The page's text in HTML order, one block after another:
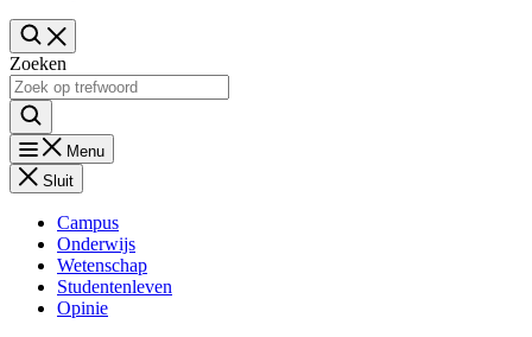
Zoeken
Menu
Sluit
Campus
Onderwijs
Wetenschap
Studentenleven
Opinie